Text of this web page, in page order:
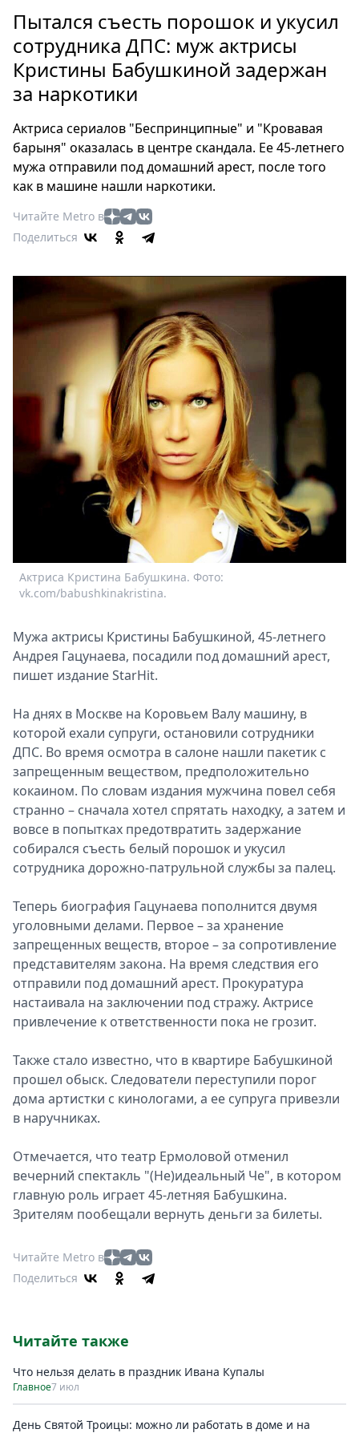
Россия
Мир
Здоровье
Еда
Мода
Театр
Кино
Книги
Выставки
релизы
О
Metro
Стримы
Спецпроекты
Звезды
Выборы
2026
Скачай
Metro
Пытался съесть порошок и укусил
сотрудника ДПС: муж актрисы
Кристины Бабушкиной задержан
за наркотики
Актриса сериалов "Беспринципные" и "Кровавая
барыня" оказалась в центре скандала. Ее 45-летнего
мужа отправили под домашний арест, после того
как в машине нашли наркотики.
Читайте Metro в
Поделиться
Актриса Кристина Бабушкина. Фото:
vk.com/babushkinakristina.
Мужа актрисы Кристины Бабушкиной, 45-летнего
Андрея Гацунаева, посадили под домашний арест,
пишет издание StarHit.
На днях в Москве на Коровьем Валу машину, в
которой ехали супруги, остановили сотрудники
ДПС. Во время осмотра в салоне нашли пакетик с
запрещенным веществом, предположительно
кокаином. По словам издания мужчина повел себя
странно – сначала хотел спрятать находку, а затем и
вовсе в попытках предотвратить задержание
собирался съесть белый порошок и укусил
сотрудника дорожно-патрульной службы за палец.
Теперь биография Гацунаева пополнится двумя
уголовными делами. Первое – за хранение
запрещенных веществ, второе – за сопротивление
представителям закона. На время следствия его
отправили под домашний арест. Прокуратура
настаивала на заключении под стражу. Актрисе
привлечение к ответственности пока не грозит.
Также стало известно, что в квартире Бабушкиной
прошел обыск. Следователи переступили порог
дома артистки с кинологами, а ее супруга привезли
в наручниках.
Отмечается, что театр Ермоловой отменил
вечерний спектакль "(Не)идеальный Че", в котором
главную роль играет 45-летняя Бабушкина.
Зрителям пообещали вернуть деньги за билеты.
Читайте Metro в
Поделиться
Читайте также
Что нельзя делать в праздник Ивана Купалы
Главное7 июл
День Святой Троицы: можно ли работать в доме и на